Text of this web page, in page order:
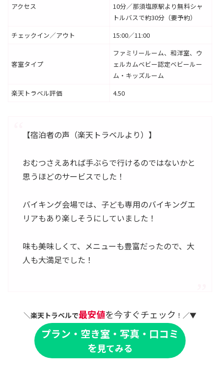
アクセス
10分／那須塩原駅より無料シャ
トルバスで約30分（要予約）
チェックイン／アウト
15:00／11:00
客室タイプ
ファミリールーム、和洋室、ウ
ェルカムベビー認定ベビールー
ム・キッズルーム
楽天トラベル評価
4.50
【宿泊者の声（楽天トラベルより）】
おむつさえあれば手ぶらで行けるのではないかと
思うほどのサービスでした！
バイキング会場では、子ども専用のバイキングエ
リアもあり楽しそうにしていました！
味も美味しくて、メニューも豊富だったので、大
人も大満足でした！
＼楽天トラベルで最安値を今すぐチェック ！／▼
プラン・空き室・写真・口コミ
を見てみる